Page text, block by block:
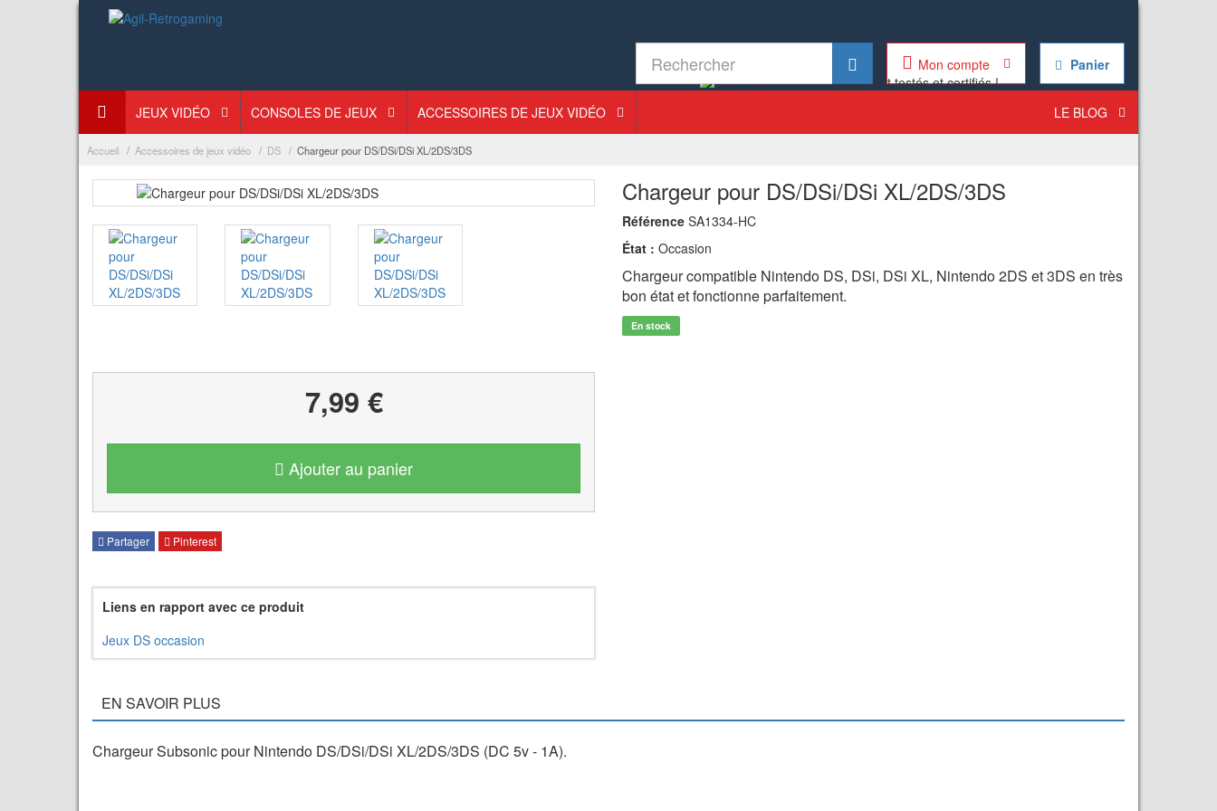
Panier
Mon compte
JEUX VIDÉO CONSOLES DE JEUX ACCESSOIRES DE JEUX VIDÉO LE BLOG
Accueil Accessoires de jeux vidéo DS Chargeur pour DS/DSi/DSi XL/2DS/3DS
Chargeur pour DS/DSi/DSi XL/2DS/3DS
Référence SA1334-HC
État : Occasion
Chargeur compatible Nintendo DS, DSi, DSi XL, Nintendo 2DS et 3DS en très
bon état et fonctionne parfaitement.
En stock
7,99 €
Ajouter au panier
Partager Pinterest
Liens en rapport avec ce produit
Jeux DS occasion
EN SAVOIR PLUS
Chargeur Subsonic pour Nintendo DS/DSi/DSi XL/2DS/3DS (DC 5v - 1A).